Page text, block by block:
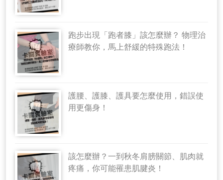
跑步出現「跑者膝」該怎麼辦？ 物理治
療師教你，馬上舒緩的特殊跑法！
護腰、護膝、護具要怎麼使用，錯誤使
用更傷身！
該怎麼辦？一到秋冬肩膀關節、肌肉就
疼痛，你可能罹患肌腱炎！